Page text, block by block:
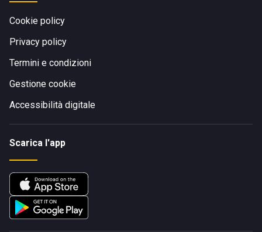
Cookie policy
Privacy policy
Termini e condizioni
Gestione cookie
Accessibilità digitale
Scarica l'app